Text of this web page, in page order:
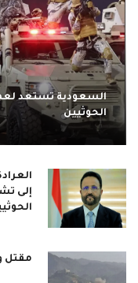
السعودية تستعد
الحوثيين
إلى
مقتل وجرح 3 حوثيين في